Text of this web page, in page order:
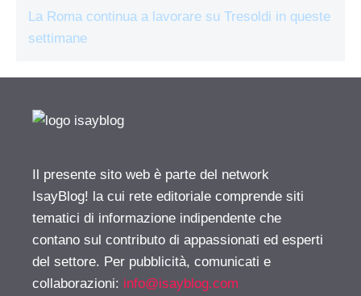
La Roma continua a lavorare su Tresoldi in queste
settimane
Il presente sito web è parte del network
IsayBlog! la cui rete editoriale comprende siti
tematici di informazione indipendente che
contano sul contributo di appassionati ed esperti
del settore. Per pubblicità, comunicati e
collaborazioni: info@isayblog.com